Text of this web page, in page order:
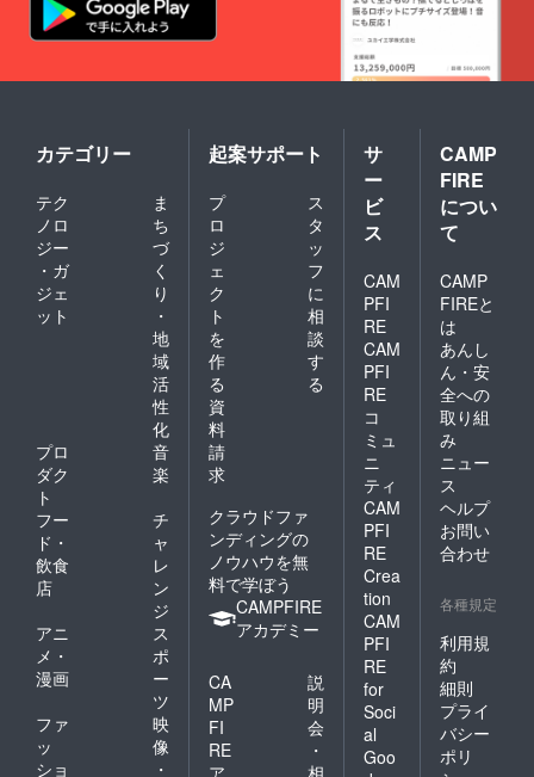
カテゴリー
テク
ノロ
ジー
・ガ
ジェ
ット
ま
ち
づ
く
り
・
地
域
活
性
化
プロ
ダク
ト
音
楽
フー
ド・
飲食
店
チ
ャ
レ
ン
ジ
アニ
メ・
漫画
ス
ポ
ー
ツ
ファ
ッ
ショ
映
像
・
起案サポート
プ
ロ
ジ
ェ
ク
ト
を
作
る
ス
タ
ッ
フ
に
相
談
す
る
資
料
請
求
クラウドファ
ンディングの
ノウハウを無
料で学ぼう
CAMPFIRE
アカデミー
CA
MP
FI
RE
説
明
会
・
サ
ー
ビ
ス
CAM
PFI
RE
CAM
PFI
RE
コ
ミュ
ニ
ティ
CAM
PFI
RE
Crea
tion
CAM
PFI
RE
for
Soci
al
Goo
CAMP
FIRE
につい
て
CAMP
FIREと
は
あんし
ん・安
全への
取り組
み
ニュー
ス
ヘルプ
お問い
合わせ
各種規定
利用規
約
細則
プライ
バシー
ポリ